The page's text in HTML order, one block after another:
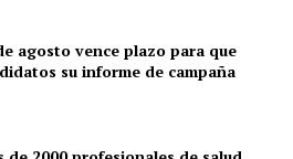
agosto vence plazo para que
su informe de campaña